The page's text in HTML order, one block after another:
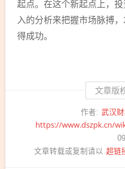
起点。在这个新起点上，
入的分析来把握市场脉搏
得成功。
文章版
作者: 武汉
https://www.dszpk.cn/
文章转载或复制请以 超链